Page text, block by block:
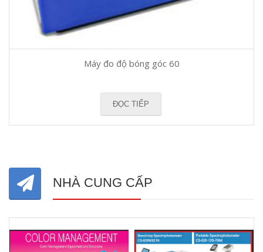
Máy đo độ bóng góc 60
ĐỌC TIẾP
NHÀ CUNG CẤP